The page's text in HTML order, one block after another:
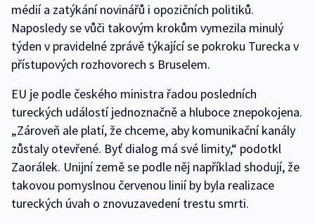
médií a zatýkání novinářů i opozičních politiků.
Naposledy se vůči takovým krokům vymezila minulý
týden v pravidelné zprávě týkající se pokroku Turecka v
přístupových rozhovorech s Bruselem.
EU je podle českého ministra řadou posledních
tureckých událostí jednoznačně a hluboce znepokojena.
„Zároveň ale platí, že chceme, aby komunikační kanály
zůstaly otevřené. Byť dialog má své limity,“ podotkl
Zaorálek. Unijní země se podle něj například shodují, že
takovou pomyslnou červenou linií by byla realizace
tureckých úvah o znovuzavedení trestu smrti.